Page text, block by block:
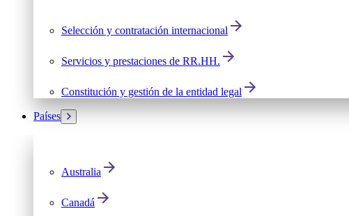
Selección y contratación internacional
Servicios y prestaciones de RR.HH.
Constitución y gestión de la entidad legal
Países
Australia
Canadá